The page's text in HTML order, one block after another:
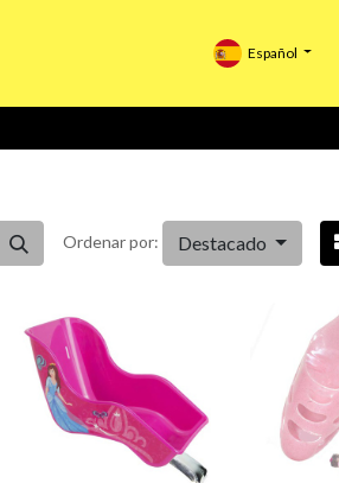
Español
Ordenar por: Destacado